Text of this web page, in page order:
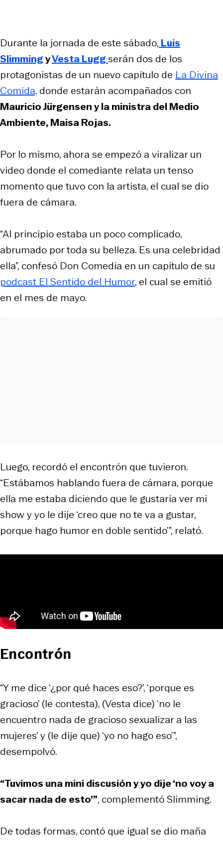
Durante la jornada de este sábado, Luis
SlimmingyVesta Luggserán dos de los
protagonistas de un nuevo capítulo de La Divina
Comida, donde estarán acompañados con
Mauricio Jürgensen y la ministra del Medio
Ambiente, Maisa Rojas.
Por lo mismo, ahora se empezó a viralizar un
video donde el comediante relata un tenso
momento que tuvo con la artista, el cual se dio
fuera de cámara.
“Al principio estaba un poco complicado,
abrumado por toda su belleza. Es una celebridad
ella”, confesó Don Comedia en un capítulo de su
podcast El Sentido del Humor, el cual se emitió
en el mes de mayo.
Luego, recordó el encontrón que tuvieron.
“Estábamos hablando fuera de cámara, porque
ella me estaba diciendo que le gustaría ver mi
show y yo le dije ‘creo que no te va a gustar,
porque hago humor en doble sentido’”, relató.
Encontrón
“Y me dice ‘¿por qué haces eso?’, ‘porque es
gracioso’ (le contesta), (Vesta dice) ‘no le
encuentro nada de gracioso sexualizar a las
mujeres’ y (le dije que) ‘yo no hago eso’”,
desempolvó.
“Tuvimos una mini discusión y yo dije ‘no voy a
sacar nada de esto’”, complementó Slimming.
De todas formas, contó que igual se dio maña